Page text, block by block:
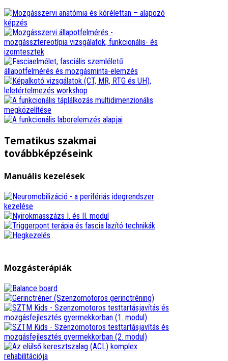
Tematikus szakmai
továbbképzéseink
Manuális kezelések
Mozgásterápiák